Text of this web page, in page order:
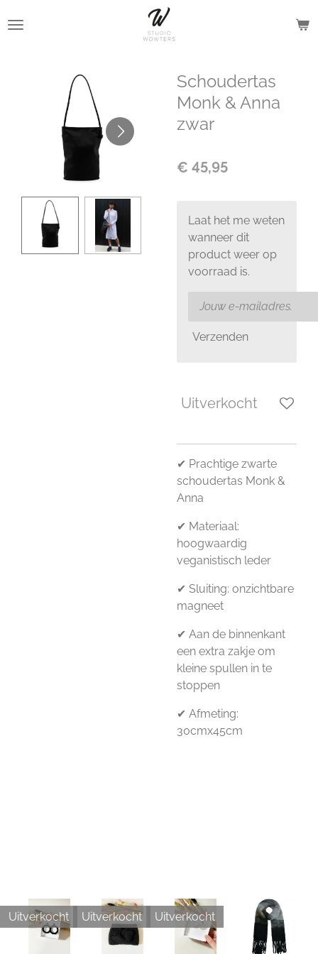
direct
hoofdinhoud
Schoudertas
Monk & Anna
zwar
€ 45,95
Laat het me weten
wanneer dit
product weer op
voorraad is.
Verzenden
Uitverkocht
✔ Prachtige zwarte
schoudertas Monk &
Anna
✔ Materiaal:
hoogwaardig
veganistisch leder
✔ Sluiting: onzichtbare
magneet
✔ Aan de binnenkant
een extra zakje om
kleine spullen in te
stoppen
✔ Afmeting:
30cmx45cm
Uitverkocht Uitverkocht Uitverkocht